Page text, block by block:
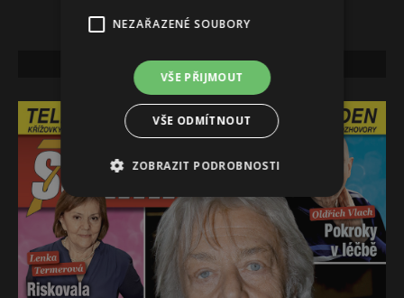
NEJNOVĚJŠÍ VYDÁNÍ
NEZAŘAZENÉ SOUBORY
VŠE PŘIJMOUT
VŠE ODMÍTNOUT
ZOBRAZIT PODROBNOSTI